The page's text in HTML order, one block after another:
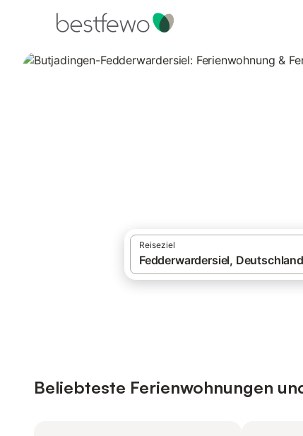
Reiseziel
Beliebteste Ferienwohnungen